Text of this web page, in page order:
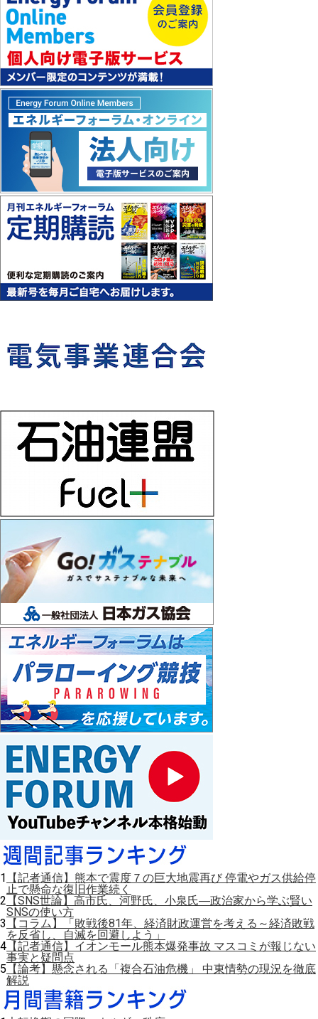
1
【記者通信】熊本で震度７の巨大地震再び 停電やガス供給停
止で懸命な復旧作業続く
2 【SNS世論】高市氏、河野氏、小泉氏―政治家から学ぶ賢い
SNSの使い方
3
【コラム】「敗戦後81年、経済財政運営を考える～経済敗戦
を反省し、自滅を回避しよう」
4 【記者通信】イオンモール熊本爆発事故 マスコミが報じない
事実と疑問点
5 【論考】懸念される「複合石油危機」 中東情勢の現況を徹底
解説